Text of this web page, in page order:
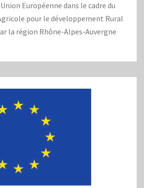
Européenne dans le cadre du
pour le développement Rural
la région Rhône-Alpes-Auvergne